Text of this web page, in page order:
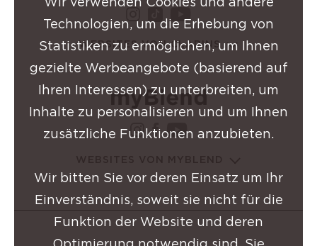
tiktok Clarins-Gruppe
WEBSITES VON CLARINS
instagram Clarins-
facebook Clarins-
youtube Clarins-
Technologien, um die Erhebung von
Statistiken zu ermöglichen, um Ihnen
gezielte Werbeangebote (basierend auf
Ihren Interessen) zu unterbreiten, um
Inhalte zu personalisieren und um Ihnen
zusätzliche Funktionen anzubieten.
Wir bitten Sie vor deren Einsatz um Ihr
Einverständnis, soweit sie nicht für die
Funktion der Website und deren